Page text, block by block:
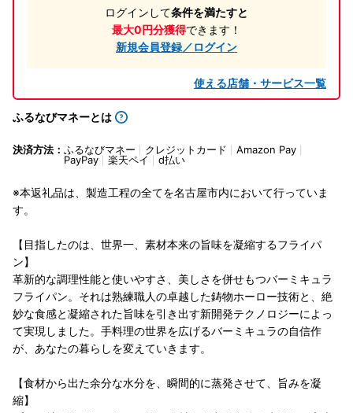
ログインして条件を満たすと
最大0円分獲得できます！
新規会員登録／ログイン
使える店舗・サービス一覧
ふるなびマネーとは
決済方法： ふるなびマネー クレジットカード
Amazon Pay
PayPay
楽天ペイ d払い
※本返礼品は、製造工程の全てを名古屋市内において行っていま
す。
【目指したのは、世界一、素材本来の旨味を凝縮するフライパ
ン】
革新的な調理性能と使いやすさ、美しさを併せもつバーミキュラ
フライパン。それは熟練職人の卓越した鋳物ホーロー技術と、絶
妙な食感と凝縮された旨味を引き出す新開発テクノロジーによっ
て実現しました。手料理の世界を広げるバーミキュラの自信作
が、あなたの暮らしを変えていきます。
【食材から出た余分な水分を、瞬間的に蒸発させて、旨みを凝
縮】